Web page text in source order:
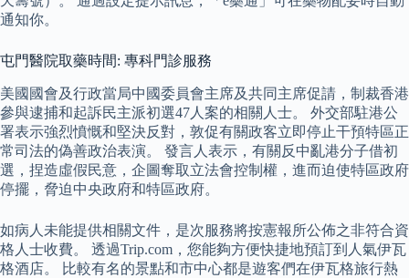
通知你。
屯門醫院取藥時間: 專科門診服務
美國國會及行政當局中國委員會主席及共同主席促請，制裁香港
參與逮捕和起訴民主派初選47人案的相關人士。 外交部駐港公
署表示強烈憤慨和堅決反對，敦促有關政客立即停止干預特區正
常司法的偽善政治表演。 發言人表示，有關反中亂港分子借初
選，捏造虛假民意，企圖奪取立法會控制權，進而迫使特區政府
停擺，脅迫中央政府和特區政府。
如病人未能提供相關文件，是次服務將按憲報所公佈之非符合資
格人士收費。 透過Trip.com，您能夠方便快捷地預訂到人氣伊瓦
格酒店。 比較有名的景點和市中心都是遊客們在伊瓦格旅行熱